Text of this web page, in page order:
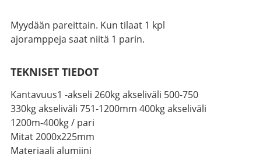
Myydään pareittain. Kun tilaat 1 kpl
ajoramppeja saat niitä 1 parin.
TEKNISET TIEDOT
Kantavuus1 -akseli 260kg akseliväli 500-750
330kg akseliväli 751-1200mm 400kg akseliväli
1200m-400kg / pari
Mitat 2000x225mm
Materiaali alumiini